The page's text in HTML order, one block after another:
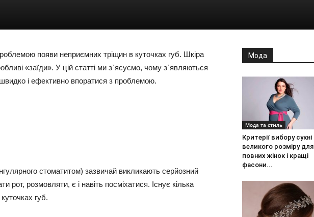
появи неприємних тріщин в куточках губ. Шкіра
«заїди». У цій статті ми з`ясуємо, чому з`являються
і ефективно впоратися з проблемою.
стоматитом) зазвичай викликають серйозний
рот, розмовляти, є і навіть посміхатися. Існує кілька
губ.
Мода
Мода та стиль
Критерії вибору сукні
великого розміру для
повних жінок і кращі
фасони...